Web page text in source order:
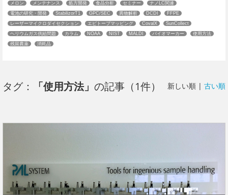
メロン
メンテナンス 処方開発 食品分析 セミナー
ナノLC関連
電池の研究・開発
StabilizorT1 GPC/SEC 異物解析 DCDI
FFPE
レーザーマイクロダイセクション
エピトープマッピング CovalX
SunCollect
ヘリウムガス供給問題
カラム NOAA NIST MALDI バイオマーカー
使用方法
残留農薬
消耗品
タグ： 「使用方法」 の記事（1件） 新しい順 | 古い順